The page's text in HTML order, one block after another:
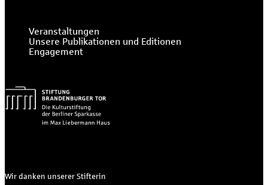
Veranstaltungen
Unsere Publikationen und Editionen
Engagement
Wir danken unserer Stifterin